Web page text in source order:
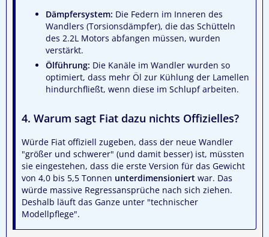
Dämpfersystem: Die Federn im Inneren des
Wandlers (Torsionsdämpfer), die das Schütteln
des 2.2L Motors abfangen müssen, wurden
verstärkt.
Ölführung: Die Kanäle im Wandler wurden so
optimiert, dass mehr Öl zur Kühlung der Lamellen
hindurchfließt, wenn diese im Schlupf arbeiten.
4. Warum sagt Fiat dazu nichts Offizielles?
Würde Fiat offiziell zugeben, dass der neue Wandler
"größer und schwerer" (und damit besser) ist, müssten
sie eingestehen, dass die erste Version für das Gewicht
von 4,0 bis 5,5 Tonnen unterdimensioniert war. Das
würde massive Regressansprüche nach sich ziehen.
Deshalb läuft das Ganze unter "technischer
Modellpflege".